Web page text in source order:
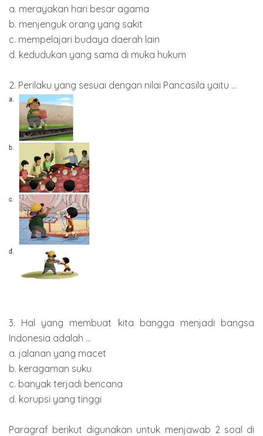
a. merayakan hari besar agama
b. menjenguk orang yang sakit
c. mempelajari budaya daerah lain
d. kedudukan yang sama di muka hukum
2. Perilaku yang sesuai dengan nilai Pancasila yaitu ...
3. Hal yang membuat kita bangga menjadi bangsa
Indonesia adalah ...
a. jalanan yang macet
b. keragaman suku
c. banyak terjadi bencana
d. korupsi yang tinggi
Paragraf berikut digunakan untuk menjawab 2 soal di